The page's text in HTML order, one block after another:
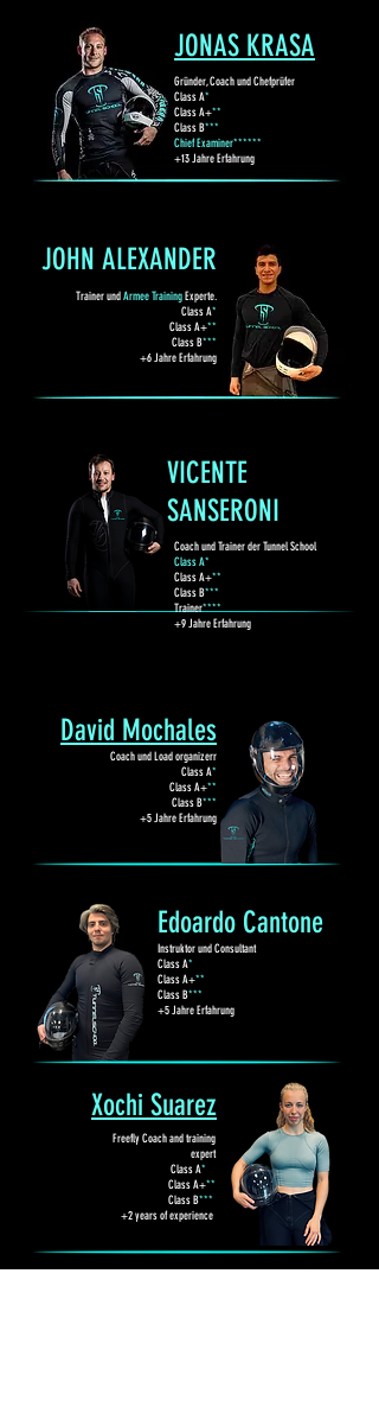
JONAS KRASA
Gründer, Coach und Chefprüfer
Class A*
Class A+**
Class B***
Chief Examiner******
+13 Jahre Erfahrung
JOHN ALEXANDER
Trainer undArmee TrainingExperte.
Class A*
Class A+**
Class B***
+6 Jahre Erfahrung
VICENTE
SANSERONI
Coach und Trainer der Tunnel School
Class A*
Class A+**
Class B***
Trainer****
+9 Jahre Erfahrung
David Mochales
Coach und Load organizerr
Class A*
Class A+**
Class B***
+5 Jahre Erfahrung
Edoardo Cantone
Instruktor undConsultant
Class A*
Class A+**
Class B***
+5 Jahre Erfahrung
Xochi Suarez
Freefly Coach and training
expert
Class A*
Class A+**
Class B***
+2 years of experience